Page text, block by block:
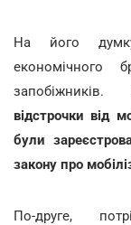
На його
економічного
відстрочки від
були
закону про
По-друге,